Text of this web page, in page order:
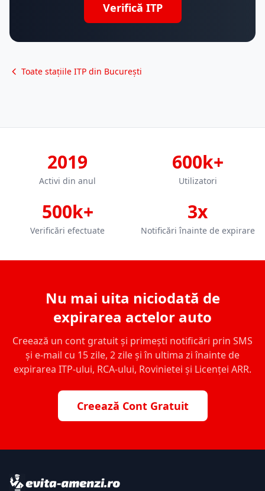
Verifică ITP
Toate stațiile ITP din București
2019
Activi din anul
600k+
Utilizatori
500k+
Verificări efectuate
3x
Notificări înainte de expirare
Nu mai uita niciodată de
expirarea actelor auto
Creează un cont gratuit și primești notificări prin SMS
și e-mail cu 15 zile, 2 zile și în ultima zi înainte de
expirarea ITP-ului, RCA-ului, Rovinietei și Licenței ARR.
Creează Cont Gratuit